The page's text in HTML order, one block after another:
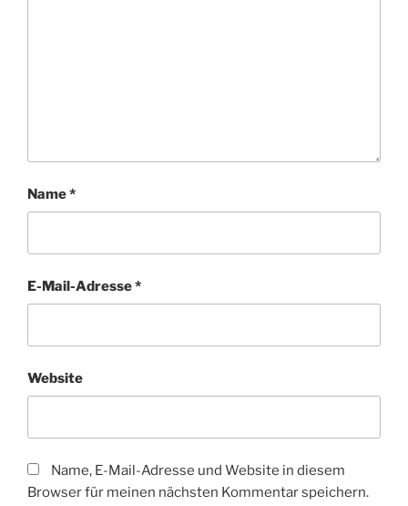
Name*
E-Mail-Adresse*
Website
Name, E-Mail-Adresse und Website in diesem
Browser für meinen nächsten Kommentar speichern.